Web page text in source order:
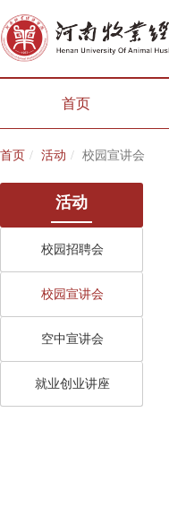
首页
首页 活动 校园宣讲会
活动
校园招聘会
校园宣讲会
空中宣讲会
就业创业讲座